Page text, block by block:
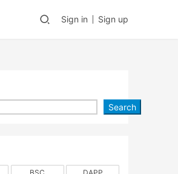
Sign in Sign up
Search